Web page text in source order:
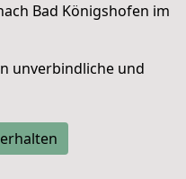
Bad Königshofen im
unverbindliche und